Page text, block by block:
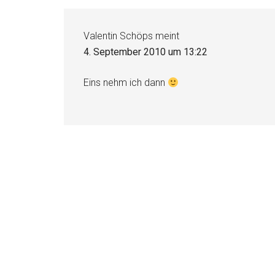
Valentin Schöps meint
4. September 2010 um 13:22
Eins nehm ich dann